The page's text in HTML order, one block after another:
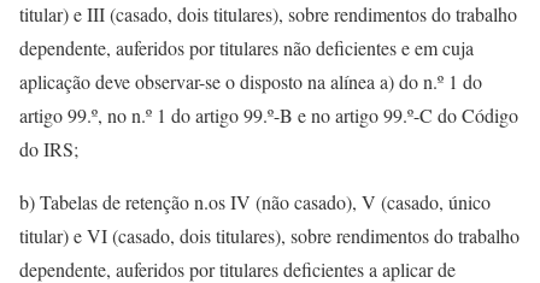
titular) e III (casado, dois titulares), sobre rendimentos do trabalho
dependente, auferidos por titulares não deficientes e em cuja
aplicação deve observar-se o disposto na alínea a) do n.º 1 do
artigo 99.º, no n.º 1 do artigo 99.º-B e no artigo 99.º-C do Código
do IRS;
b) Tabelas de retenção n.os IV (não casado), V (casado, único
titular) e VI (casado, dois titulares), sobre rendimentos do trabalho
dependente, auferidos por titulares deficientes a aplicar de